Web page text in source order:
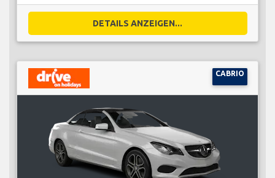
DETAILS ANZEIGEN...
CABRIO